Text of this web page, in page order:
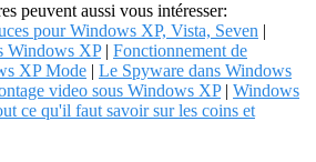
peuvent aussi vous intéresser:
pour Windows XP, Vista, Seven |
Windows XP| Fonctionnement de
XP Mode | Le Spyware dans Windows
video sous Windows XP| Windows
ce qu'il faut savoir sur les coins et